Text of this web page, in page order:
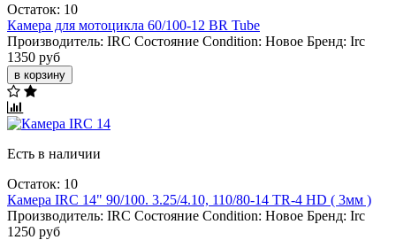
Остаток: 10
Камера для мотоцикла 60/100-12 BR Tube
Производитель: IRC Состояние Condition: Новое Бренд: Irc
1350 руб
в корзину
Есть в наличии
Остаток: 10
Камера IRC 14" 90/100. 3.25/4.10, 110/80-14 TR-4 HD ( 3мм )
Производитель: IRC Состояние Condition: Новое Бренд: Irc
1250 руб